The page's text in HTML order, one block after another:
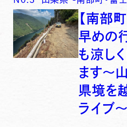
【南部
早めの
も涼し
ます〜
県境を
ライブ〜